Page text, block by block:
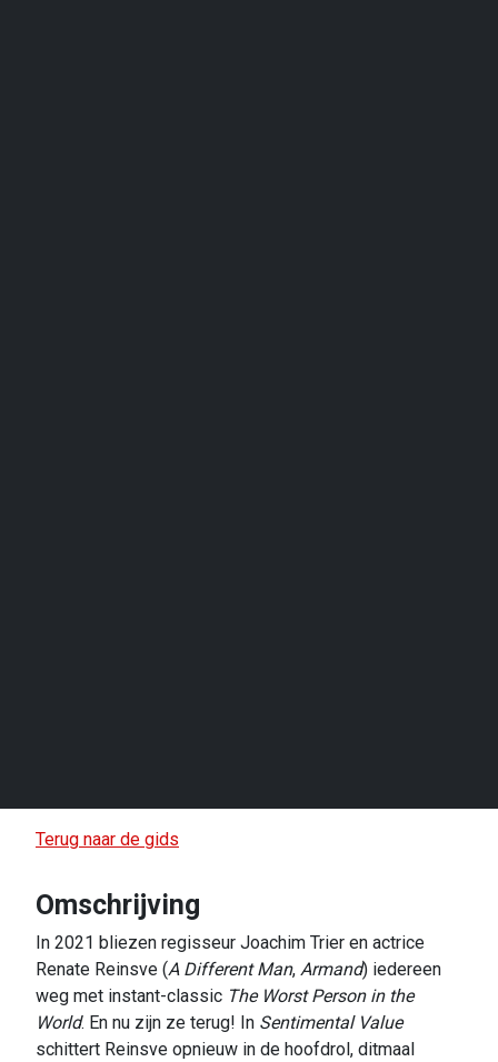
Terug naar de gids
Omschrijving
In 2021 bliezen regisseur Joachim Trier en actrice
Renate Reinsve (A Different Man, Armand) iedereen
weg met instant-classic The Worst Person in the
World. En nu zijn ze terug! In Sentimental Value
schittert Reinsve opnieuw in de hoofdrol, ditmaal